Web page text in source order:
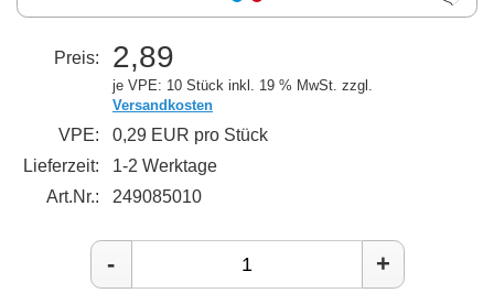
Preis: 2,89
je VPE: 10 Stück inkl. 19 % MwSt. zzgl.
Versandkosten
VPE:
0,29 EUR pro Stück
Lieferzeit:
1-2 Werktage
Art.Nr.:
249085010
- +